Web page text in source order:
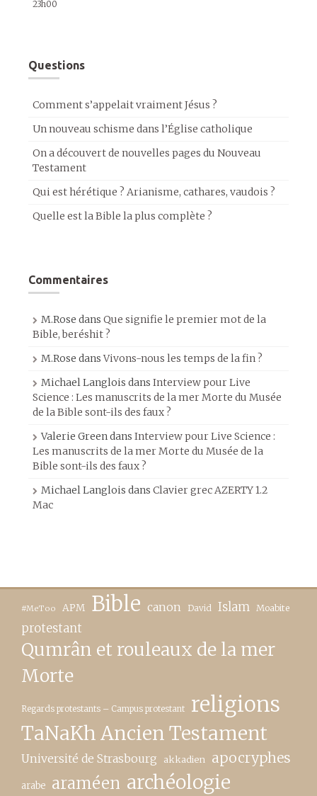
23h00
Questions
Comment s’appelait vraiment Jésus ?
Un nouveau schisme dans l’Église catholique
On a découvert de nouvelles pages du Nouveau
Testament
Qui est hérétique ? Arianisme, cathares, vaudois ?
Quelle est la Bible la plus complète ?
Commentaires
M.Rose dans Que signifie le premier mot de la
Bible, beréshit ?
M.Rose dansVivons-nous les temps de la fin ?
Michael Langlois dans Interview pour Live
Science : Les manuscrits de la mer Morte du Musée
de la Bible sont-ils des faux ?
Valerie Greendans Interview pour Live Science :
Les manuscrits de la mer Morte du Musée de la
Bible sont-ils des faux ?
Michael Langlois dans Clavier grec AZERTY 1.2
Mac
#MeToo APM Bible canon David Islam Moabite
protestant
Qumrân et rouleaux de la mer
Morte
Regards protestants – Campus protestant religions
TaNaKh Ancien Testament
Université de Strasbourg akkadien apocryphes
arabe araméen archéologie